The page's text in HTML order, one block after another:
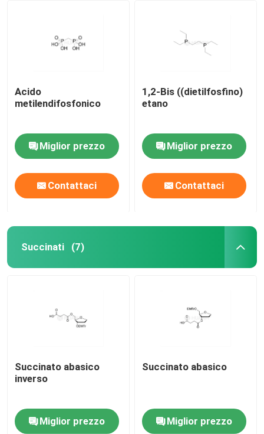
Acido
metilendifosfonico
Miglior prezzo
Contattaci
1,2-Bis ((dietilfosfino)
etano
Miglior prezzo
Contattaci
Succinati (7)
Succinato abasico
inverso
Miglior prezzo
Succinato abasico
Miglior prezzo